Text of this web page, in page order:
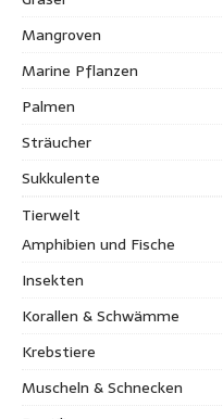
Mangroven
Marine Pflanzen
Palmen
Sträucher
Sukkulente
Tierwelt
Amphibien und Fische
Insekten
Korallen & Schwämme
Krebstiere
Muscheln & Schnecken